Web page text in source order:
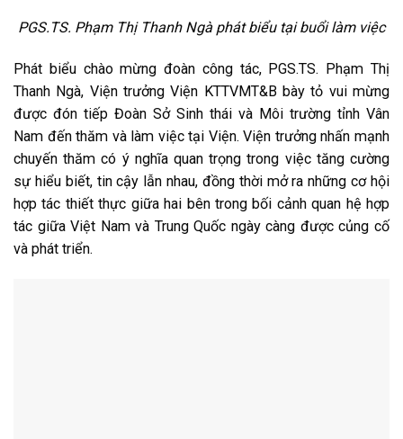
PGS.TS. Phạm Thị Thanh Ngà phát biểu tại buổi làm việc
Phát biểu chào mừng đoàn công tác, PGS.TS. Phạm Thị
Thanh Ngà, Viện trưởng Viện KTTVMT&B bày tỏ vui mừng
được đón tiếp Đoàn Sở Sinh thái và Môi trường tỉnh Vân
Nam đến thăm và làm việc tại Viện. Viện trưởng nhấn mạnh
chuyến thăm có ý nghĩa quan trọng trong việc tăng cường
sự hiểu biết, tin cậy lẫn nhau, đồng thời mở ra những cơ hội
hợp tác thiết thực giữa hai bên trong bối cảnh quan hệ hợp
tác giữa Việt Nam và Trung Quốc ngày càng được củng cố
và phát triển.